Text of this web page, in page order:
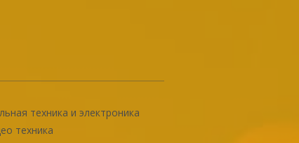
техника и электроника
техника